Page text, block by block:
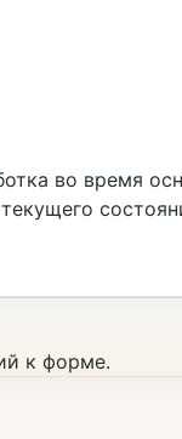
во время
к форме.